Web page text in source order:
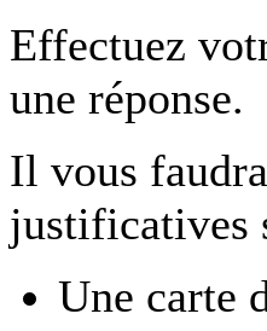
Effectuez
une réponse.
Il vous
justificatives
Une carte